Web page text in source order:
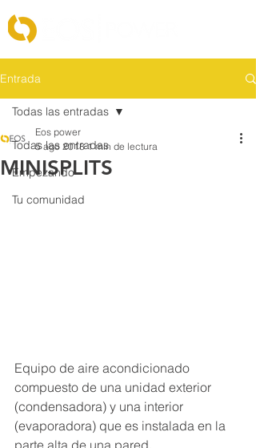
Entrada
Todas las entradas
Empezando
Tu comunidad
Todas las entradas
MINISPLITS
Eos power
5 ago 2018 1 min de lectura
Equipo de aire acondicionado
compuesto de una unidad exterior
(condensadora) y una interior
(evaporadora) que es instalada en la